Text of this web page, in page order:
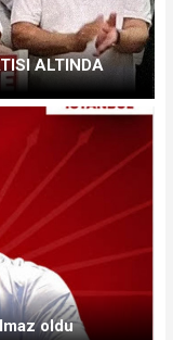
ALTINDA
oldu